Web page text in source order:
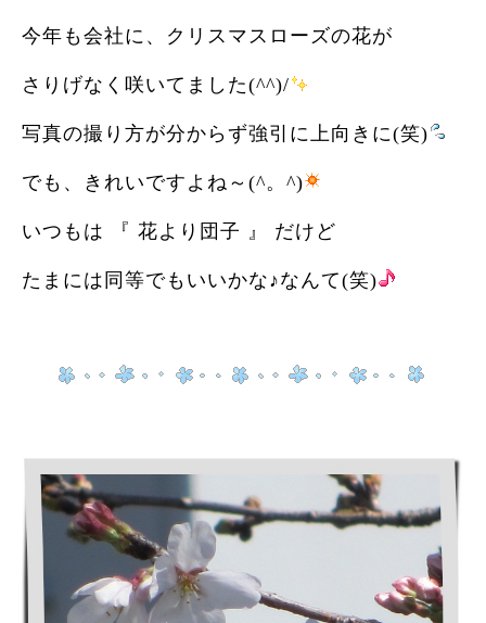
今年も会社に、クリスマスローズの花が
さりげなく咲いてました(^^)/
写真の撮り方が分からず強引に上向きに(笑)
でも、きれいですよね～(^。^)
いつもは 『 花より団子 』 だけど
たまには同等でもいいかな♪なんて(笑)